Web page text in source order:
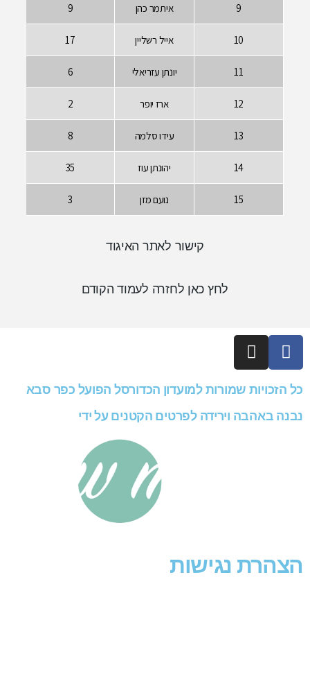
איתמר כהן 9
אייל רשליין 17
יונתן עזריאלי 6
ארז יופר 2
עידו סלמה 8
יהונתן עוז 35
נועם מזן 3
כאן לחזרה לעמוד הקודם
למועדון הכדורסל הפועל כפר סבא
לפרטים הקטנים על ידי